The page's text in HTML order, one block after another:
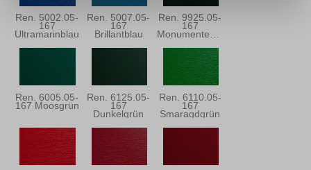
Ren. 5002.05-
167
Ultramarinblau
Ren. 5007.05-
167
Brillantblau
Ren. 9925.05-
167
Ren. 6005.05-
167 Moosgrün
Ren. 6125.05-
167
Dunkelgrün
Ren. 6110.05-
167
Smaragdgrün